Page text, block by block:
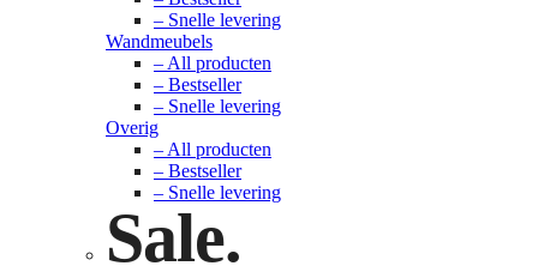
– Snelle levering
Wandmeubels
– All producten
– Bestseller
– Snelle levering
Overig
– All producten
– Bestseller
– Snelle levering
Sale.